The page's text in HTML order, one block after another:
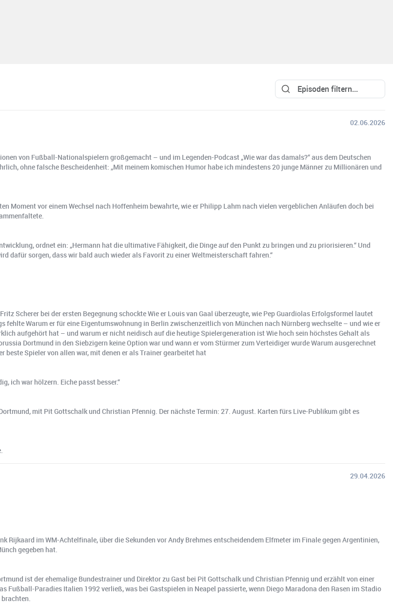
02.06.2026
von Fußball-Nationalspielern großgemacht – und im Legenden-Podcast „Wie war das damals?“ aus dem Deutschen
ohne falsche Bescheidenheit: „Mit meinem komischen Humor habe ich mindestens 20 junge Männer zu Millionären und
Moment vor einem Wechsel nach Hoffenheim bewahrte, wie er Philipp Lahm nach vielen vergeblichen Anläufen doch bei
ordnet ein: „Hermann hat die ultimative Fähigkeit, die Dinge auf den Punkt zu bringen und zu priorisieren.“ Und
dafür sorgen, dass wir bald auch wieder als Favorit zu einer Weltmeisterschaft fahren.“
Scherer bei der ersten Begegnung schockte Wie er Louis van Gaal überzeugte, wie Pep Guardiolas Erfolgsformel lautet
fehlte Warum er für eine Eigentumswohnung in Berlin zwischenzeitlich von München nach Nürnberg wechselte – und wie er
aufgehört hat – und warum er nicht neidisch auf die heutige Spielergeneration ist Wie hoch sein höchstes Gehalt als
Dortmund in den Siebzigern keine Option war und wann er vom Stürmer zum Verteidiger wurde Warum ausgerechnet
beste Spieler von allen war, mit denen er als Trainer gearbeitet hat
ich war hölzern. Eiche passt besser.“
mit Pit Gottschalk und Christian Pfennig. Der nächste Termin: 27. August. Karten fürs Live-Publikum gibt es
29.04.2026
Rijkaard im WM-Achtelfinale, über die Sekunden vor Andy Brehmes entscheidendem Elfmeter im Finale gegen Argentinien,
gegeben hat.
ist der ehemalige Bundestrainer und Direktor zu Gast bei Pit Gottschalk und Christian Pfennig und erzählt von einer
Fußball-Paradies Italien 1992 verließ, was bei Gastspielen in Neapel passierte, wenn Diego Maradona den Rasen im Stadio
brachten.